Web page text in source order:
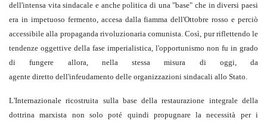
dell'intensa vita sindacale e anche politica di una "base" che in diversi paesi
era in impetuoso fermento, accesa dalla fiamma dell'Ottobre rosso e perciò
accessibile alla propaganda rivoluzionaria comunista. Così, pur riflettendo le
tendenze oggettive della fase imperialistica, l'opportunismo non fu in grado
di fungere allora, nella stessa misura di oggi, da
agente diretto dell'infeudamento delle organizzazioni sindacali allo Stato.
L'Internazionale ricostruita sulla base della restaurazione integrale della
dottrina marxista non solo poté quindi propugnare la necessità per i